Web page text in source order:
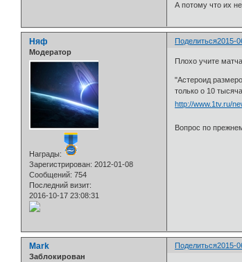
А потому что их
Поделиться2015-
Няф
Модератор
Награды:
Зарегистрирован: 2012-01-08
Сообщений: 754
Последний визит:
2016-10-17 23:08:31
Плохо учите
"Астероид
только о 10
http://www.1tv.ru/
Вопрос по
Поделиться2015-
Mark
Заблокирован